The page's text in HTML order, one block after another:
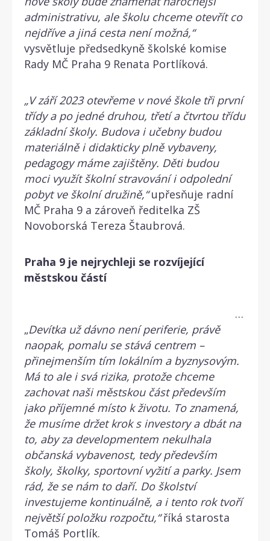
administrativu, ale školu chceme otevřít co
nejdříve a jiná cesta není možná,“
vysvětluje předsedkyně školské komise
Rady MČ Praha 9 Renata Portlíková.
„V září 2023 otevřeme v nové škole tři první
třídy a po jedné druhou, třetí a čtvrtou třídu
základní školy. Budova i učebny budou
materiálně i didakticky plně vybaveny,
pedagogy máme zajištěny. Děti budou
moci využít školní stravování i odpolední
pobyt ve školní družině,“upřesňuje radní
MČ Praha 9 a zároveň ředitelka ZŠ
Novoborská Tereza Štaubrová.
Praha 9 je nejrychleji se rozvíjející
městskou částí
„Devítka už dávno není periferie, právě
naopak, pomalu se stává centrem –
přinejmenším tím lokálním a byznysovým.
Má to ale i svá rizika, protože chceme
zachovat naši městskou část především
jako příjemné místo k životu. To znamená,
že musíme držet krok s investory a dbát na
to, aby za developmentem nekulhala
občanská vybavenost, tedy především
školy, školky, sportovní vyžití a parky. Jsem
rád, že se nám to daří. Do školství
investujeme kontinuálně, a i tento rok tvoří
největší položku rozpočtu,“říká starosta
Tomáš Portlík.